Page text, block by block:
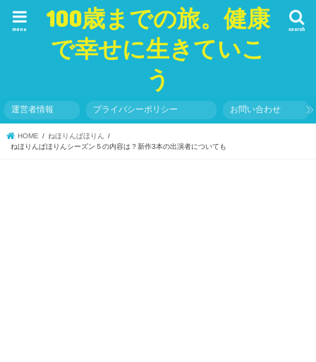
100歳までの旅。健康
で幸せに生きていこ
う
search
menu
運営者情報 プライバシーポリシー お問い合わせ
HOME
ねほりんぱほりん
ねほりんぱほりんシーズン５の内容は？新作3本の出演者についても